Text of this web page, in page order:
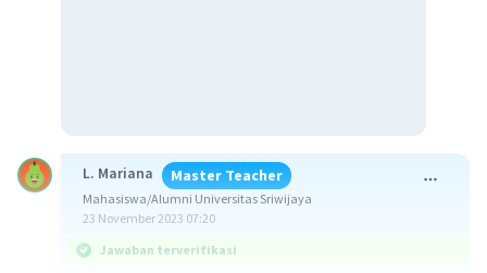
L. Mariana Master Teacher
Mahasiswa/Alumni Universitas Sriwijaya
23 November 2023 07:20
Jawaban terverifikasi